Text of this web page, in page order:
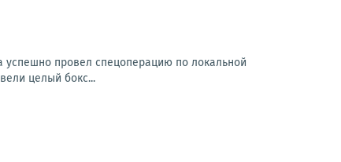
успешно провел спецоперацию по локальной
целый бокс...